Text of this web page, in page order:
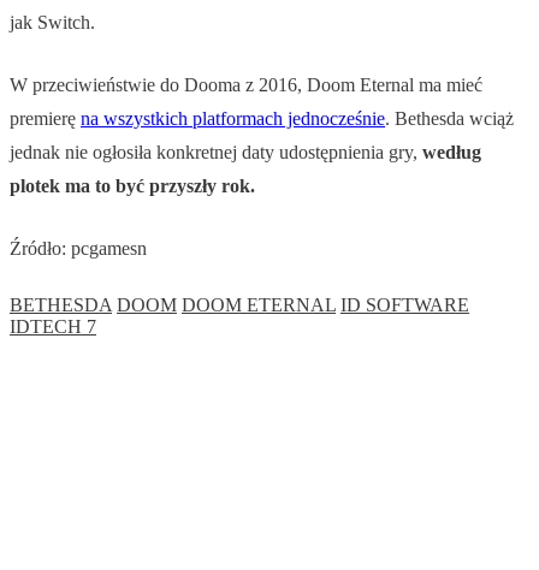
jak Switch.
W przeciwieństwie do Dooma z 2016, Doom Eternal ma mieć
premierę na wszystkich platformach jednocześnie. Bethesda wciąż
jednak nie ogłosiła konkretnej daty udostępnienia gry, według
plotek ma to być przyszły rok.
Źródło: pcgamesn
BETHESDA DOOM DOOM ETERNAL ID SOFTWARE
IDTECH 7